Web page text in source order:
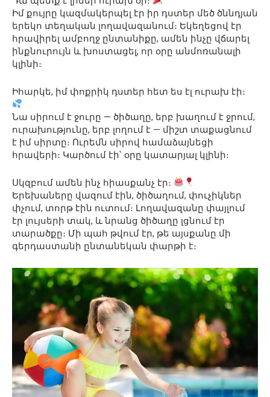
Իմ քույրը կազմակերպել էր իր դստեր մեծ ծննդյան
երեկո տեղական լողավազանում։ Եկեղեցով էր
հրավիրել ամբողջ ընտանիքը, ամեն ինչը վճարել
ինքնուրույն և խոստացել, որ օրը անմոռանալի
կլինի։
Իհարկե, իմ փոքրիկ դստեր հետ ես էլ ուրախ էի։
Նա սիրում է ջուրը — ծիծաղը, երբ խաղում է ջրում,
ուրախությունը, երբ լողում է — միշտ տաքացնում
է իմ սիրտը։ Ուրեմն սիրով համաձայնեցի
հրավերի։ Կարծում էի՝ օրը կատարյալ կլինի։
Սկզբում ամեն ինչ հիասքանչ էր։
Երեխաները վազում էին, ծիծաղում, փուչիկներ
փչում, տորթ էին ուտում։ Լողավազանը փայլում
էր լույսերի տակ, և նրանց ծիծաղը լցնում էր
տարածքը։ Մի պահ թվում էր, թե այսքանը մի
գերդաստանի ընտանեկան փարթի է։